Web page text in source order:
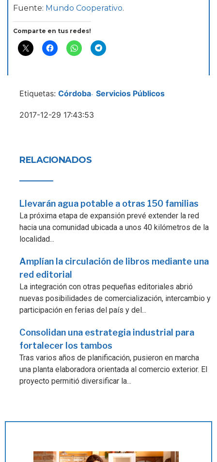
Fuente: Mundo Cooperativo.
Comparte en tus redes!
Etiquetas: Córdoba- Servicios Públicos
2017-12-29 17:43:53
RELACIONADOS
Llevarán agua potable a otras 150 familias
La próxima etapa de expansión prevé extender la red
hacia una comunidad ubicada a unos 40 kilómetros de la
localidad...
Amplían la circulación de libros mediante una
red editorial
La integración con otras pequeñas editoriales abrió
nuevas posibilidades de comercialización, intercambio y
participación en ferias del país y del...
Consolidan una estrategia industrial para
fortalecer los tambos
Tras varios años de planificación, pusieron en marcha
una planta elaboradora orientada al comercio exterior. El
proyecto permitió diversificar la...